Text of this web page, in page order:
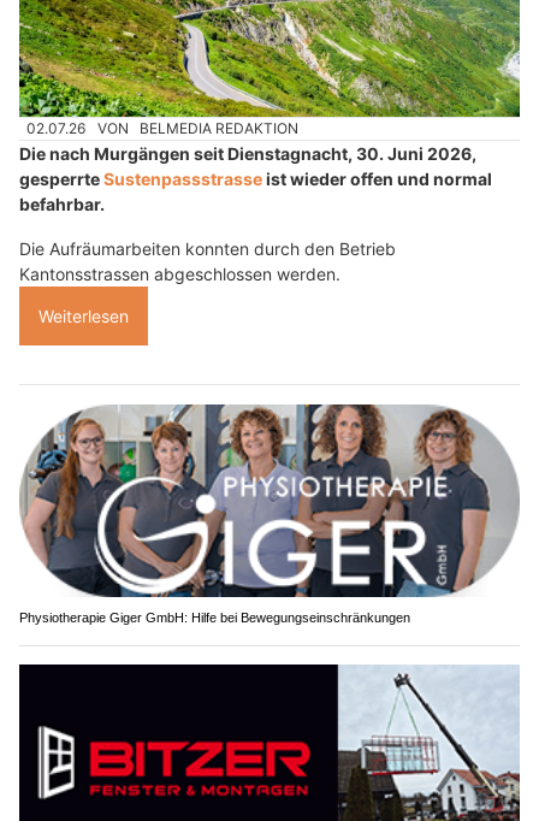
02.07.26 VON BELMEDIA REDAKTION
Die nach Murgängen seit Dienstagnacht, 30. Juni 2026,
gesperrteSustenpassstrasseist wieder offen und normal
befahrbar.
Die Aufräumarbeiten konnten durch den Betrieb
Kantonsstrassen abgeschlossen werden.
Weiterlesen
Physiotherapie Giger GmbH: Hilfe bei Bewegungseinschränkungen